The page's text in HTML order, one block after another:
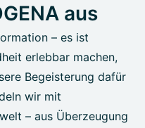
aus
– es ist
erlebbar machen,
Begeisterung dafür
wir mit
– aus Überzeugung